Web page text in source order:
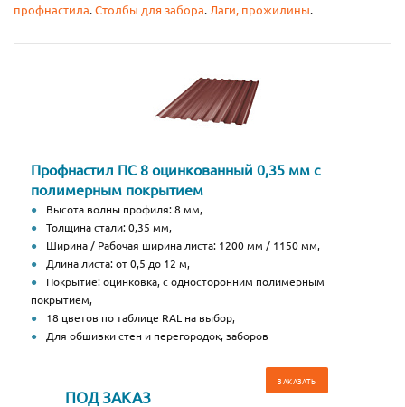
профнастила.Столбы для забора. Лаги, прожилины.
Профнастил ПС 8 оцинкованный 0,35 мм с
полимерным покрытием
Высота волны профиля: 8 мм,
Толщина стали: 0,35 мм,
Ширина / Рабочая ширина листа: 1200 мм / 1150 мм,
Длина листа: от 0,5 до 12 м,
Покрытие: оцинковка, с односторонним полимерным
покрытием,
18 цветов по таблице RAL на выбор,
Для обшивки стен и перегородок, заборов
ПОД ЗАКАЗ
ЗАКАЗАТЬ